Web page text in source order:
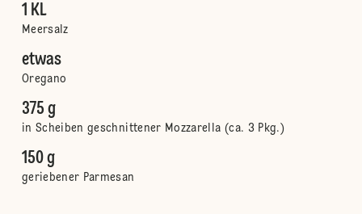
1 KL
Meersalz
etwas
Oregano
375 g
in Scheiben geschnittener Mozzarella (ca. 3 Pkg.)
150 g
geriebener Parmesan